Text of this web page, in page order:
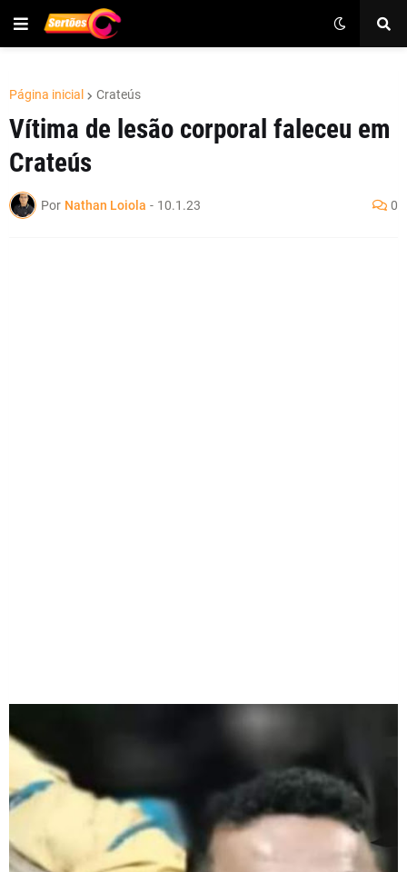
Página inicial Crateús
Vítima de lesão corporal faleceu em
Crateús
Por Nathan Loiola - 10.1.23 0